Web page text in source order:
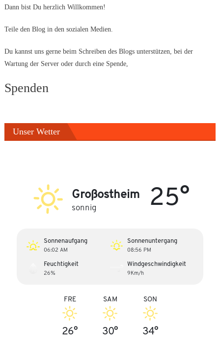
Dann bist Du herzlich Willkommen!
Teile den Blog in den sozialen Medien.
Du kannst uns gerne beim Schreiben des Blogs unterstützen, bei der
Wartung der Server oder durch eine Spende,
Spenden
Unser Wetter
Großostheim
sonnig 25°
Sonnenaufgang
06:02 AM
Sonnenuntergang
08:56 PM
Feuchtigkeit
26%
Windgeschwindigkeit
9Km/h
FRE
26°
SAM
30°
SON
34°